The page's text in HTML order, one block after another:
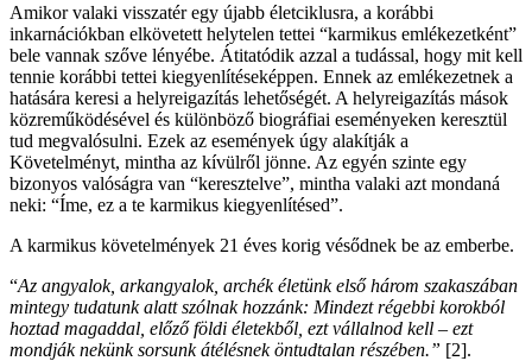
Amikor valaki visszatér egy újabb életciklusra, a korábbi
inkarnációkban elkövetett helytelen tettei “karmikus emlékezetként”
bele vannak szőve lényébe. Átitatódik azzal a tudással, hogy mit kell
tennie korábbi tettei kiegyenlítéseképpen. Ennek az emlékezetnek a
hatására keresi a helyreigazítás lehetőségét. A helyreigazítás mások
közreműködésével és különböző biográfiai eseményeken keresztül
tud megvalósulni. Ezek az események úgy alakítják a
Követelményt, mintha az kívülről jönne. Az egyén szinte egy
bizonyos valóságra van “keresztelve”, mintha valaki azt mondaná
neki: “Íme, ez a te karmikus kiegyenlítésed”.
A karmikus követelmények 21 éves korig vésődnek be az emberbe.
“Az angyalok, arkangyalok, archék életünk első három szakaszában
mintegy tudatunk alatt szólnak hozzánk: Mindezt régebbi korokból
hoztad magaddal, előző földi életekből, ezt vállalnod kell – ezt
mondják nekünk sorsunk átélésnek öntudtalan részében.” [2].